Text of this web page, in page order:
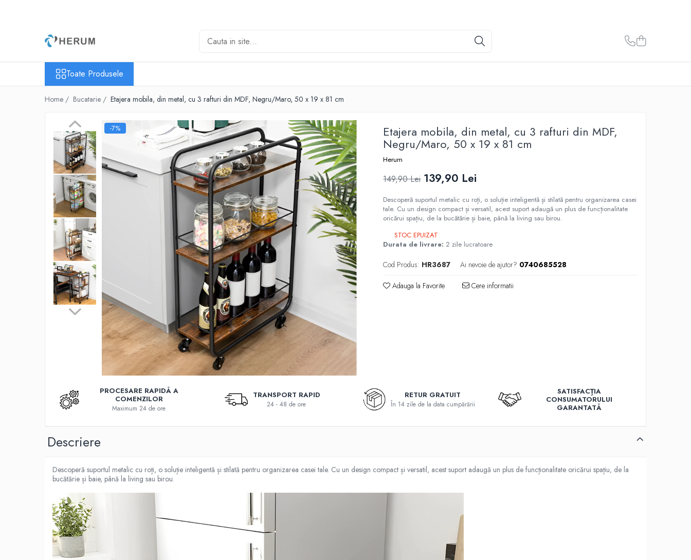
Toate Produsele
Depozitare si organizare
Toate Produsele
Home / Bucatarie / Etajera mobila, din metal, cu 3 rafturi din MDF, Negru/Maro, 50 x 19 x 81 cm
Etajera mobila, din metal, cu 3 rafturi din MDF,
Negru/Maro, 50 x 19 x 81 cm
Herum
-7%
149,90 Lei 139,90 Lei
Descoperă suportul metalic cu roți, o soluție inteligentă și stilată pentru organizarea casei
tale. Cu un design compact și versatil, acest suport adaugă un plus de funcționalitate
oricărui spațiu, de la bucătărie și baie, până la living sau birou.
STOC EPUIZAT
Durata de livrare: 2 zile lucratoare
Cod Produs: HR3687 Ai nevoie de ajutor? 0740685528
Adauga la Favorite Cere informatii
PROCESARE RAPIDĂ A
COMENZILOR
Maximum 24 de ore
TRANSPORT RAPID
24 - 48 de ore
RETUR GRATUIT
În 14 zile de la data cumpărării
SATISFACȚIA
CONSUMATORULUI
GARANTATĂ
Descriere
Descoperă suportul metalic cu roți, o soluție inteligentă și stilată pentru organizarea casei tale. Cu un design compact și versatil, acest suport adaugă un plus de funcționalitate oricărui spațiu, de la
bucătărie și baie, până la living sau birou.